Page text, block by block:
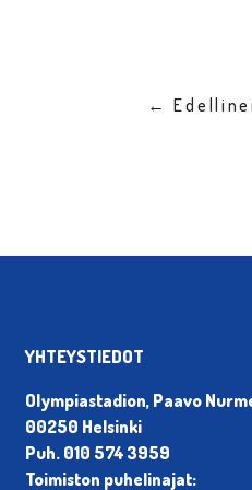
←
YHTEYSTIEDOT
Olympiastadion, Paavo
00250 Helsinki
Puh. 010 574 3959
Toimiston puhelinajat: